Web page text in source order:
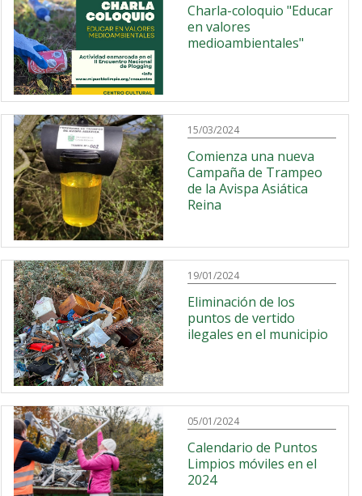
Charla-coloquio "Educar
en valores
medioambientales"
15/03/2024
Comienza una nueva
Campaña de Trampeo
de la Avispa Asiática
Reina
19/01/2024
Eliminación de los
puntos de vertido
ilegales en el municipio
05/01/2024
Calendario de Puntos
Limpios móviles en el
2024